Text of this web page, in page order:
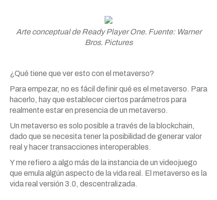
Arte conceptual de Ready Player One. Fuente: Warner
Bros. Pictures
¿Qué tiene que ver esto con el metaverso?
Para empezar, no es fácil definir qué es el metaverso. Para
hacerlo, hay que establecer ciertos parámetros para
realmente estar en presencia de un metaverso.
Un metaverso es solo posible a través de la blockchain,
dado que se necesita tener la posibilidad de generar valor
real y hacer transacciones interoperables.
Y me refiero a algo más de la instancia de un videojuego
que emula algún aspecto de la vida real. El metaverso es la
vida real versión 3.0, descentralizada.